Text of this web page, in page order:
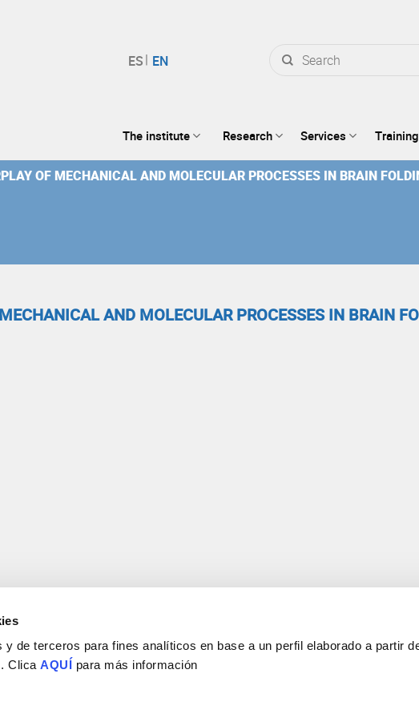
de terceros para fines analíticos en base a un perfil elaborado a partir
. ClicaAQUÍ para más información
for:
The institute Research Services Training
OF MECHANICAL AND MOLECULAR PROCESSES IN BRAIN
AND MOLECULAR PROCESSES IN BRAIN